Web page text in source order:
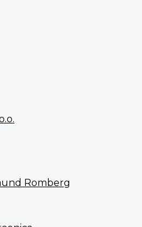
Romberg